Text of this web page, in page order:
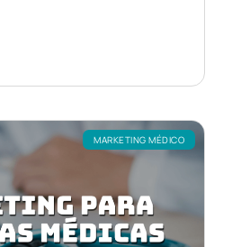
MARKETING MÉDICO